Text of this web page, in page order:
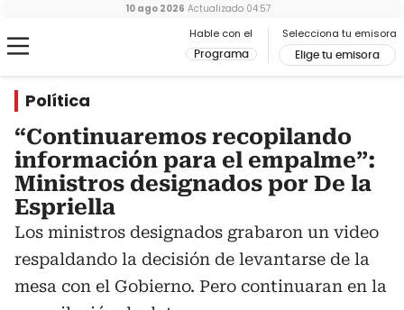
Hable con el
Programa
Selecciona tu emisora
Elige tu emisora
10 ago 2026 Actualizado 04:57
Política
“Continuaremos recopilando
información para el empalme”:
Ministros designados por De la
Espriella
Los ministros designados grabaron un video
respaldando la decisión de levantarse de la
mesa con el Gobierno. Pero continuaran en la